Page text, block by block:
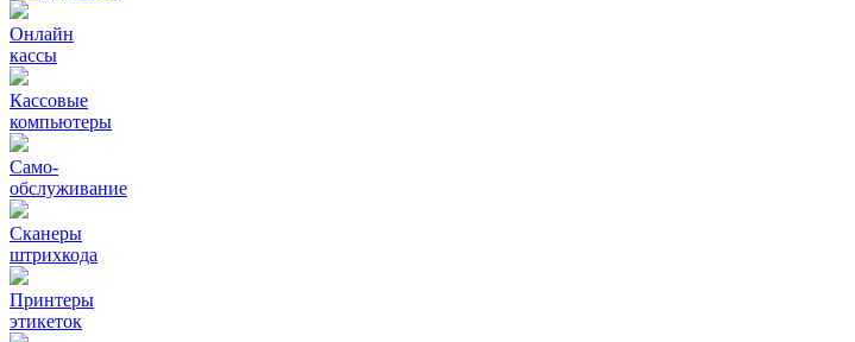
Онлайн
кассы
Кассовые
компьютеры
Само-
обслуживание
Сканеры
штрихкода
Принтеры
этикеток